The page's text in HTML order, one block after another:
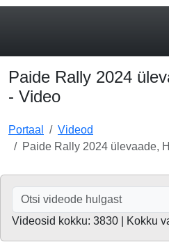
Paide Rally 2024
- Video
Portaal
Videod
Paide Rally 2024 ülevaade,
Videosid kokku: 3830 | Kokku